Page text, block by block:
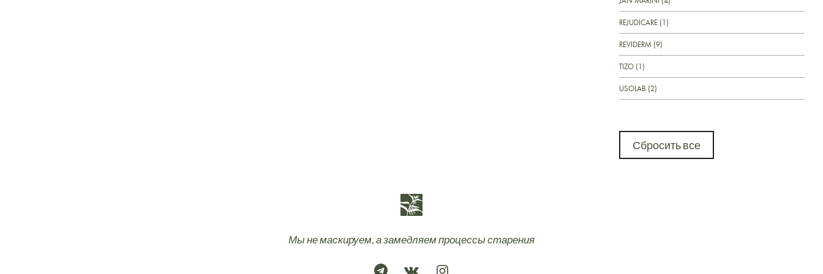
REJUDICARE (1)
REVIDERM (9)
TIZO (1)
USOLAB (2)
Сбросить все
Мы не маскируем, а замедляем процессы старения